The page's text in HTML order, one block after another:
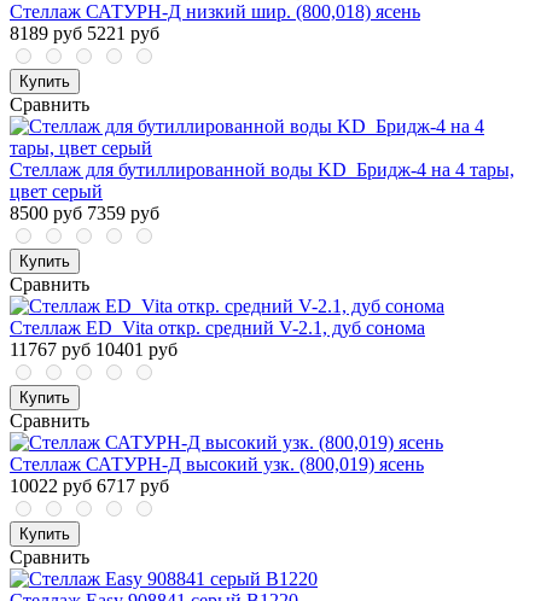
Стеллаж САТУРН-Д низкий шир. (800,018) ясень
8189 руб 5221 руб
Купить
Сравнить
Стеллаж для бутиллированной воды KD_Бридж-4 на 4 тары,
цвет серый
8500 руб 7359 руб
Купить
Сравнить
Стеллаж ED_Vita откр. средний V-2.1, дуб сонома
11767 руб 10401 руб
Купить
Сравнить
Стеллаж САТУРН-Д высокий узк. (800,019) ясень
10022 руб 6717 руб
Купить
Сравнить